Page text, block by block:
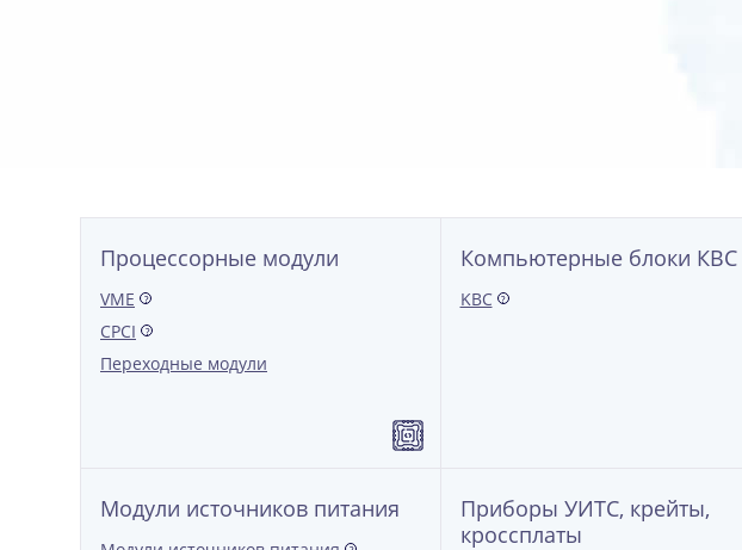
Процессорные модули
VME ?
CPCI ?
Переходные модули
Компьютерные блоки КВС
KBC ?
Модули источников питания
Приборы УИТС, крейты,
кроссплаты